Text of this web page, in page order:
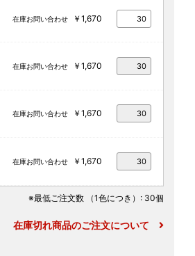
在庫お問い合わせ ￥1,670
在庫お問い合わせ ￥1,670
在庫お問い合わせ ￥1,670
在庫お問い合わせ ￥1,670
※最低ご注文数 （1色につき） : 30個
在庫切れ商品のご注文について